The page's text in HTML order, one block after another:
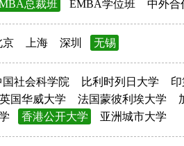
总裁班 EMBA学位班 中外合
京 上海 深圳 无锡
国社会科学院 比利时列日大学
英国华威大学 法国蒙彼利埃大学
香港公开大学 亚洲城市大学